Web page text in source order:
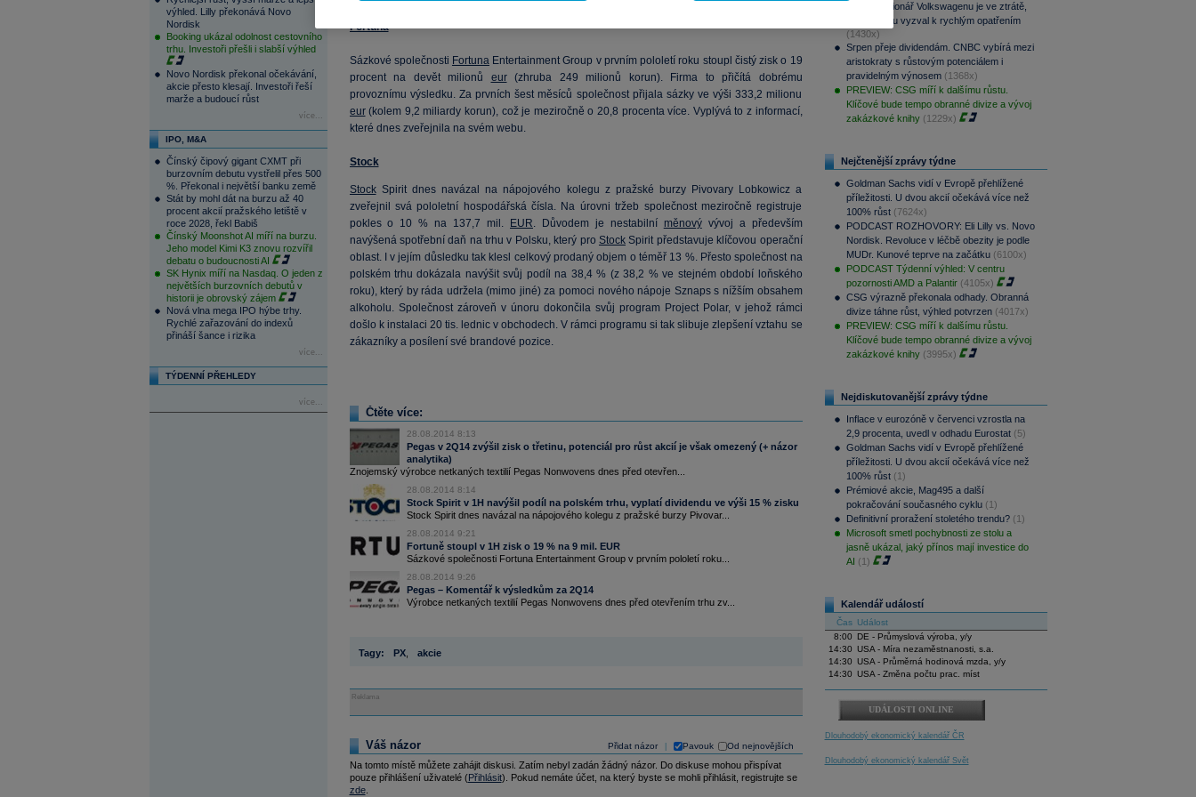
výhled. Lilly překonává Novo
Nordisk
Booking ukázal odolnost cestovního
trhu. Investoři přešli i slabší výhled
Novo Nordisk překonal očekávání,
akcie přesto klesají. Investoři řeší
marže a budoucí růst
více...
IPO, M&A
Čínský čipový gigant CXMT při
burzovním debutu vystřelil přes 500
%. Překonal i největší banku země
Stát by mohl dát na burzu až 40
procent akcií pražského letiště v
roce 2028, řekl Babiš
Čínský Moonshot AI míří na burzu.
Jeho model Kimi K3 znovu rozvířil
debatu o budoucnosti AI
SK Hynix míří na Nasdaq. O jeden z
největších burzovních debutů v
historii je obrovský zájem
Nová vlna mega IPO hýbe trhy.
Rychlé zařazování do indexů
přináší šance i rizika
více...
TÝDENNÍ PŘEHLEDY
více...
Fortuna
Sázkové společnosti FortunaEntertainment Group v prvním pololetí roku stoupl čistý zisk o 19
procent na devět milionů eur(zhruba 249 milionů korun). Firma to přičítá dobrému
provoznímu výsledku. Za prvních šest měsíců společnost přijala sázky ve výši 333,2 milionu
eur(kolem 9,2 miliardy korun), což je meziročně o 20,8 procenta více. Vyplývá to z informací,
které dnes zveřejnila na svém webu.
Stock
StockSpirit dnes navázal na nápojového kolegu z pražské burzy Pivovary Lobkowicz a
zveřejnil svá pololetní hospodářská čísla. Na úrovni tržeb společnost meziročně registruje
pokles o 10 % na 137,7 mil.
EUR. Důvodem je nestabilní měnovývývoj a především
navýšená spotřební daň na trhu v Polsku, který pro StockSpirit představuje klíčovou operační
oblast. I v jejím důsledku tak klesl celkový prodaný objem o téměř 13 %. Přesto společnost na
polském trhu dokázala navýšit svůj podíl na 38,4 % (z 38,2 % ve stejném období loňského
roku), který by ráda udržela (mimo jiné) za pomoci nového nápoje Sznaps s nížším obsahem
alkoholu. Společnost zároveň v únoru dokončila svůj program Project Polar, v jehož rámci
došlo k instalaci 20 tis. lednic v obchodech. V rámci programu si tak slibuje zlepšení vztahu se
zákazníky a posílení své brandové pozice.
Čtěte více:
28.08.2014 8:13
Pegas v 2Q14 zvýšil zisk o třetinu, potenciál pro růst akcií je však omezený (+ názor
analytika)
Znojemský výrobce netkaných textilií Pegas Nonwovens dnes před otevřen...
28.08.2014 8:14
Stock Spirit v 1H navýšil podíl na polském trhu, vyplatí dividendu ve výši 15 % zisku
Stock Spirit dnes navázal na nápojového kolegu z pražské burzy Pivovar...
28.08.2014 9:21
Fortuně stoupl v 1H zisk o 19 % na 9 mil. EUR
Sázkové společnosti Fortuna Entertainment Group v prvním pololetí roku...
28.08.2014 9:26
Pegas – Komentář k výsledkům za 2Q14
Výrobce netkaných textilií Pegas Nonwovens dnes před otevřením trhu zv...
Tagy: PX, akcie
Reklama
Přidat názor Pavouk Od nejnovějších
Váš názor
Na tomto místě můžete zahájit diskusi. Zatím nebyl zadán žádný názor. Do diskuse mohou přispívat
pouze přihlášení uživatelé (Přihlásit). Pokud nemáte účet, na který byste se mohli přihlásit, registrujte se
zde.
Hlavní akcionář Volkswagenu je ve ztrátě,
automobilku vyzval k rychlým opatřením
(1430x)
Srpen přeje dividendám. CNBC vybírá mezi
aristokraty s růstovým potenciálem i
pravidelným výnosem (1368x)
PREVIEW: CSG míří k dalšímu růstu.
Klíčové bude tempo obranné divize a vývoj
zakázkové knihy (1229x)
Nejčtenější zprávy týdne
Goldman Sachs vidí v Evropě přehlížené
příležitosti. U dvou akcií očekává více než
100% růst (7624x)
PODCAST ROZHOVORY: Eli Lilly vs. Novo
Nordisk. Revoluce v léčbě obezity je podle
MUDr. Kunové teprve na začátku (6100x)
PODCAST Týdenní výhled: V centru
pozornosti AMD a Palantir (4105x)
CSG výrazně překonala odhady. Obranná
divize táhne růst, výhled potvrzen (4017x)
PREVIEW: CSG míří k dalšímu růstu.
Klíčové bude tempo obranné divize a vývoj
zakázkové knihy (3995x)
Nejdiskutovanější zprávy týdne
Inflace v eurozóně v červenci vzrostla na
2,9 procenta, uvedl v odhadu Eurostat (5)
Goldman Sachs vidí v Evropě přehlížené
příležitosti. U dvou akcií očekává více než
100% růst (1)
Prémiové akcie, Mag495 a další
pokračování současného cyklu (1)
Definitivní proražení stoletého trendu? (1)
Microsoft smetl pochybnosti ze stolu a
jasně ukázal, jaký přínos mají investice do
AI (1)
Kalendář událostí
Čas Událost
8:00
DE - Průmyslová výroba, y/y
14:30 USA - Míra nezaměstnanosti, s.a.
14:30 USA - Průměrná hodinová mzda, y/y
14:30 USA - Změna počtu prac. míst
UDÁLOSTI ONLINE
Dlouhodobý ekonomický kalendář ČR
Dlouhodobý ekonomický kalendář Svět